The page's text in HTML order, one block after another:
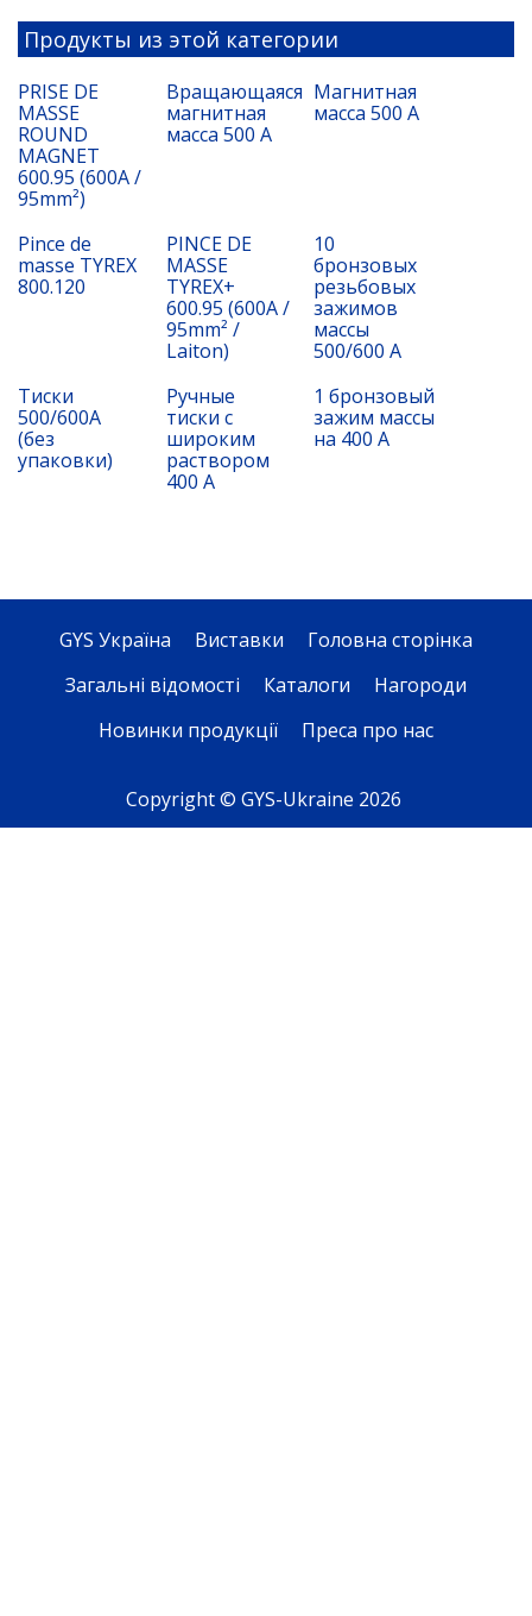
Продукты из этой категории
PRISE DE
MASSE
ROUND
MAGNET
600.95 (600A /
95mm²)
Вращающаяся
магнитная
масса 500 А
Магнитная
масса 500 А
Pince de
masse TYREX
800.120
PINCE DE
MASSE
TYREX+
600.95 (600A /
95mm² /
Laiton)
10
бронзовых
резьбовых
зажимов
массы
500/600 А
Тиски
500/600A
(без
упаковки)
Ручные
тиски с
широким
раствором
400 А
1 бронзовый
зажим массы
на 400 А
GYS Україна Виставки
Головна сторінка
Загальні відомості
Каталоги
Нагороди
Новинки продукції
Преса про нас
Copyright © GYS-Ukraine 2026